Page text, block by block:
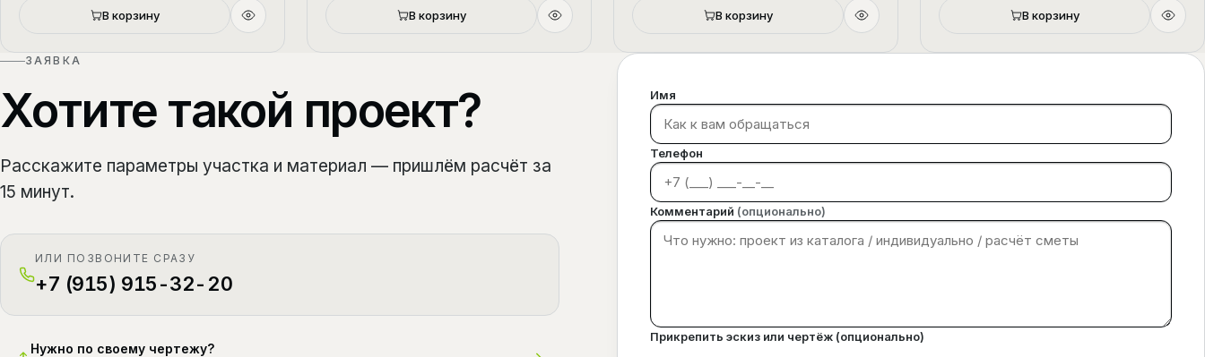
В корзину В корзину В корзину В корзину
ЗАЯВКА
Хотите такой проект?
Расскажите параметры участка и материал — пришлём расчёт за
15 минут.
ИЛИ ПОЗВОНИТЕ СРАЗУ
+7 (915) 915-32-20
Нужно по своему чертежу?
Имя
Телефон
Комментарий (опционально)
Прикрепить эскиз или чертёж (опционально)